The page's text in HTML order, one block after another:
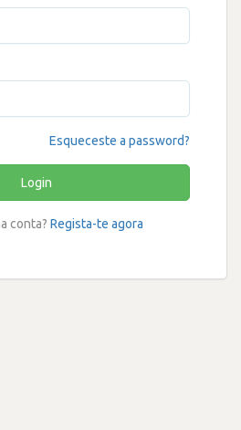
Esqueceste a password?
Login
conta? Regista-te agora